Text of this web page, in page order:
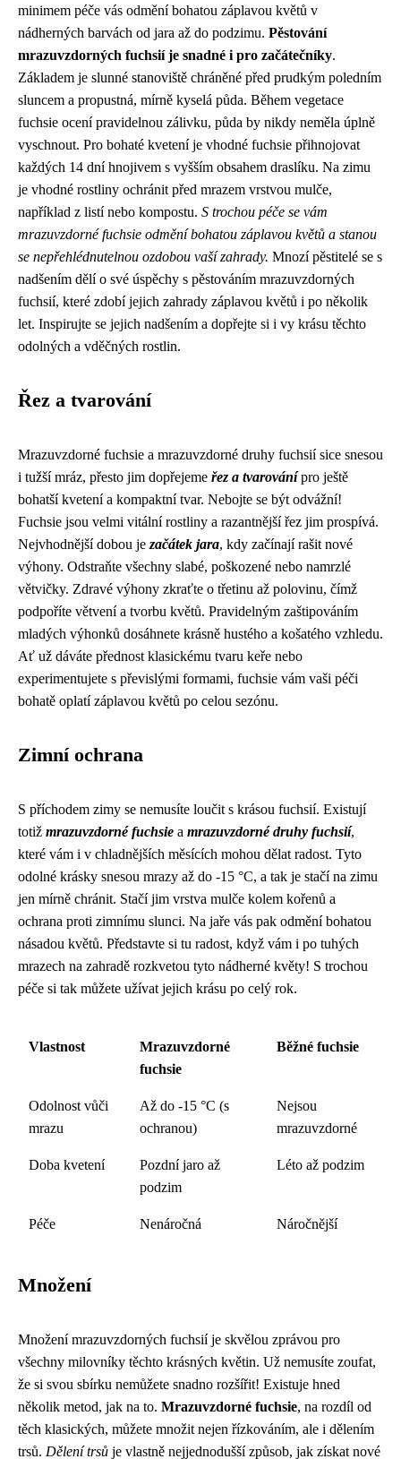
minimem péče vás odmění bohatou záplavou květů v
nádherných barvách od jara až do podzimu. Pěstování
mrazuvzdorných fuchsií je snadné i pro začátečníky.
Základem je slunné stanoviště chráněné před prudkým poledním
sluncem a propustná, mírně kyselá půda. Během vegetace
fuchsie ocení pravidelnou zálivku, půda by nikdy neměla úplně
vyschnout. Pro bohaté kvetení je vhodné fuchsie přihnojovat
každých 14 dní hnojivem s vyšším obsahem draslíku. Na zimu
je vhodné rostliny ochránit před mrazem vrstvou mulče,
například z listí nebo kompostu. S trochou péče se vám
mrazuvzdorné fuchsie odmění bohatou záplavou květů a stanou
se nepřehlédnutelnou ozdobou vaší zahrady. Mnozí pěstitelé se s
nadšením dělí o své úspěchy s pěstováním mrazuvzdorných
fuchsií, které zdobí jejich zahrady záplavou květů i po několik
let. Inspirujte se jejich nadšením a dopřejte si i vy krásu těchto
odolných a vděčných rostlin.
Řez a tvarování
Mrazuvzdorné fuchsie a mrazuvzdorné druhy fuchsií sice snesou
i tužší mráz, přesto jim dopřejeme řez a tvarovánípro ještě
bohatší kvetení a kompaktní tvar. Nebojte se být odvážní!
Fuchsie jsou velmi vitální rostliny a razantnější řez jim prospívá.
Nejvhodnější dobou je začátek jara, kdy začínají rašit nové
výhony. Odstraňte všechny slabé, poškozené nebo namrzlé
větvičky. Zdravé výhony zkraťte o třetinu až polovinu, čímž
podpoříte větvení a tvorbu květů. Pravidelným zaštipováním
mladých výhonků dosáhnete krásně hustého a košatého vzhledu.
Ať už dáváte přednost klasickému tvaru keře nebo
experimentujete s převislými formami, fuchsie vám vaši péči
bohatě oplatí záplavou květů po celou sezónu.
Zimní ochrana
S příchodem zimy se nemusíte loučit s krásou fuchsií. Existují
totiž mrazuvzdorné fuchsie a mrazuvzdorné druhy fuchsií,
které vám i v chladnějších měsících mohou dělat radost. Tyto
odolné krásky snesou mrazy až do -15 °C, a tak je stačí na zimu
jen mírně chránit. Stačí jim vrstva mulče kolem kořenů a
ochrana proti zimnímu slunci. Na jaře vás pak odmění bohatou
násadou květů. Představte si tu radost, když vám i po tuhých
mrazech na zahradě rozkvetou tyto nádherné květy! S trochou
péče si tak můžete užívat jejich krásu po celý rok.
Vlastnost
Mrazuvzdorné
fuchsie
Běžné fuchsie
Odolnost vůči
mrazu
Až do -15 °C (s
ochranou)
Nejsou
mrazuvzdorné
Doba kvetení
Pozdní jaro až
podzim
Léto až podzim
Péče Nenáročná Náročnější
Množení
Množení mrazuvzdorných fuchsií je skvělou zprávou pro
všechny milovníky těchto krásných květin. Už nemusíte zoufat,
že si svou sbírku nemůžete snadno rozšířit! Existuje hned
několik metod, jak na to. Mrazuvzdorné fuchsie, na rozdíl od
těch klasických, můžete množit nejen řízkováním, ale i dělením
trsů. Dělení trsů je vlastně nejjednodušší způsob, jak získat nové